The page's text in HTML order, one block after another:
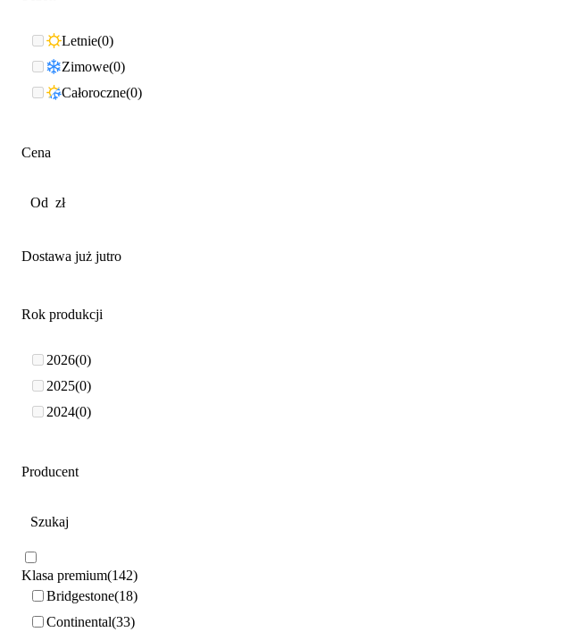
Letnie 0
Zimowe 0
Całoroczne 0
Cena
Dostawa już jutro
Rok produkcji
2026 0
2025 0
2024 0
Producent
Klasa premium 142
Bridgestone 18
Continental 33